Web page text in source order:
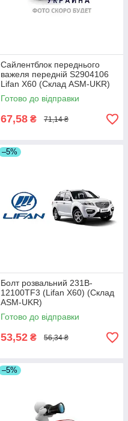
Сайлентблок переднього
важеля передній S2904106
Lifan X60 (Склад ASM-UKR)
Готово до відправки
67,58 ₴ 71,14 ₴
–5%
Болт розвальний 231B-
12100TF3 (Lifan X60) (Склад
ASM-UKR)
Готово до відправки
53,52 ₴ 56,34 ₴
–5%